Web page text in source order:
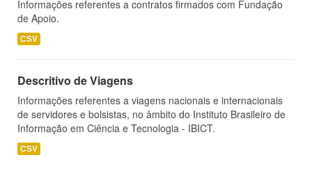
Informações referentes a contratos firmados com Fundação
de Apoio.
CSV
Descritivo de Viagens
Informações referentes a viagens nacionais e internacionais
de servidores e bolsistas, no âmbito do Instituto Brasileiro de
Informação em Ciência e Tecnologia - IBICT.
CSV